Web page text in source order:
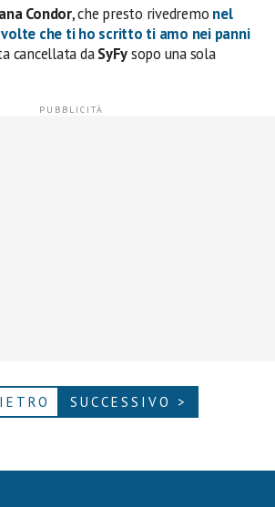
Condor, che presto rivedremo nel
che ti ho scritto ti amo nei panni
cancellata daSyFysopo una sola
SUCCESSIVO >